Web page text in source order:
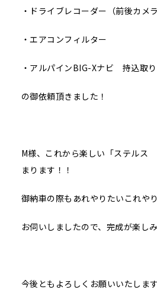
・ドライブレコーダー（前後カメラ
・エアコンフィルター
・アルパインBIG-Xナビ 持込取
の御依頼頂きました！
M様、これから楽しい「ステルス
まります！！
御納車の際もあれやりたいこれや
お伺いしましたので、完成が楽し
今後ともよろしくお願いいたしま